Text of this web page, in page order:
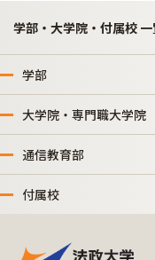
学部・大学院・付属校
学部
大学院・専門職大学院
通信教育部
付属校